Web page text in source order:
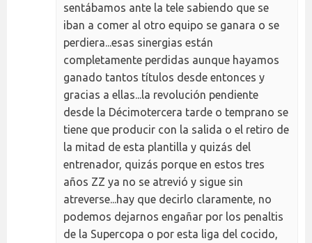
sentábamos ante la tele sabiendo que se
iban a comer al otro equipo se ganara o se
perdiera...esas sinergias están
completamente perdidas aunque hayamos
ganado tantos títulos desde entonces y
gracias a ellas...la revolución pendiente
desde la Décimotercera tarde o temprano se
tiene que producir con la salida o el retiro de
la mitad de esta plantilla y quizás del
entrenador, quizás porque en estos tres
años ZZ ya no se atrevió y sigue sin
atreverse...hay que decirlo claramente, no
podemos dejarnos engañar por los penaltis
de la Supercopa o por esta liga del cocido,